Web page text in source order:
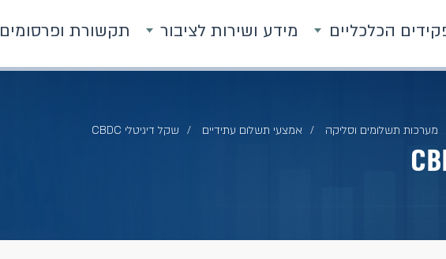
הכלכליים מידע ושירות לציבור תקשורת ופרסומים
מערכות תשלומים וסליקה אמצעי תשלום עתידיים שקל דיגיטלי CBDC